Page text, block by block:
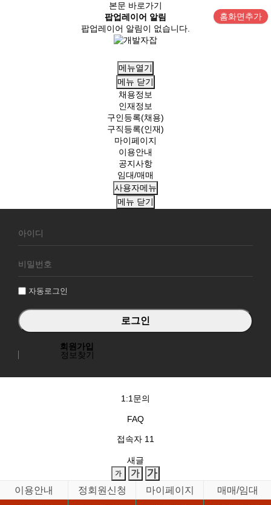
본문 바로가기
팝업레이어 알림
팝업레이어 알림이 없습니다.
홈화면추가
메뉴열기
메뉴 닫기
채용정보
인재정보
구인등록(채용)
구직등록(인재)
마이페이지
이용안내
공지사항
임대/매매
사용자메뉴
메뉴 닫기
원
그
자동로그인
회원가입
정보찾기
1:1문의
FAQ
접속자 11
새글
이용안내 정회원신청 마이페이지
매매/임대